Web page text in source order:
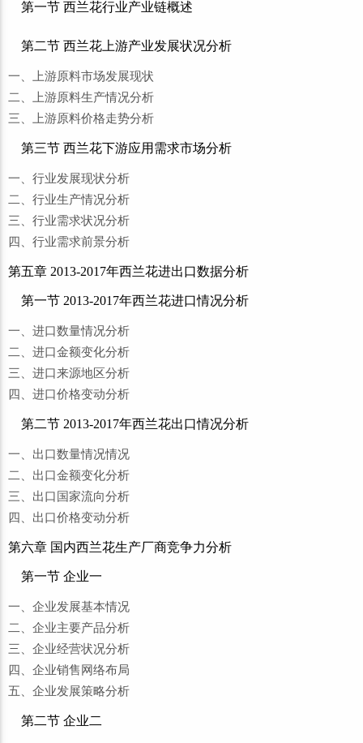
第一节 西兰花行业产业链概述
第二节 西兰花上游产业发展状况分析
一、上游原料市场发展现状
二、上游原料生产情况分析
三、上游原料价格走势分析
第三节 西兰花下游应用需求市场分析
一、行业发展现状分析
二、行业生产情况分析
三、行业需求状况分析
四、行业需求前景分析
第五章 2013-2017年西兰花进出口数据分析
第一节 2013-2017年西兰花进口情况分析
一、进口数量情况分析
二、进口金额变化分析
三、进口来源地区分析
四、进口价格变动分析
第二节 2013-2017年西兰花出口情况分析
一、出口数量情况情况
二、出口金额变化分析
三、出口国家流向分析
四、出口价格变动分析
第六章 国内西兰花生产厂商竞争力分析
第一节 企业一
一、企业发展基本情况
二、企业主要产品分析
三、企业经营状况分析
四、企业销售网络布局
五、企业发展策略分析
第二节 企业二